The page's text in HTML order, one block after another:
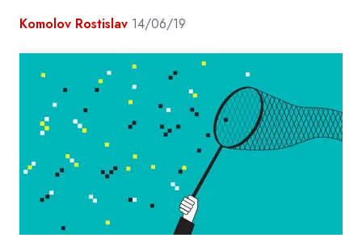
Komolov Rostislav 14/06/19